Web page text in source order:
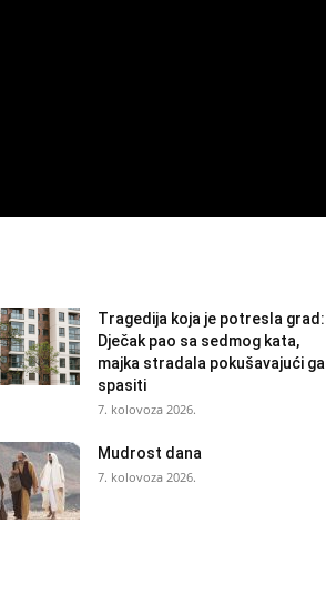
Tragedija koja je potresla grad:
Dječak pao sa sedmog kata,
majka stradala pokušavajući ga
spasiti
7. kolovoza 2026.
Mudrost dana
7. kolovoza 2026.